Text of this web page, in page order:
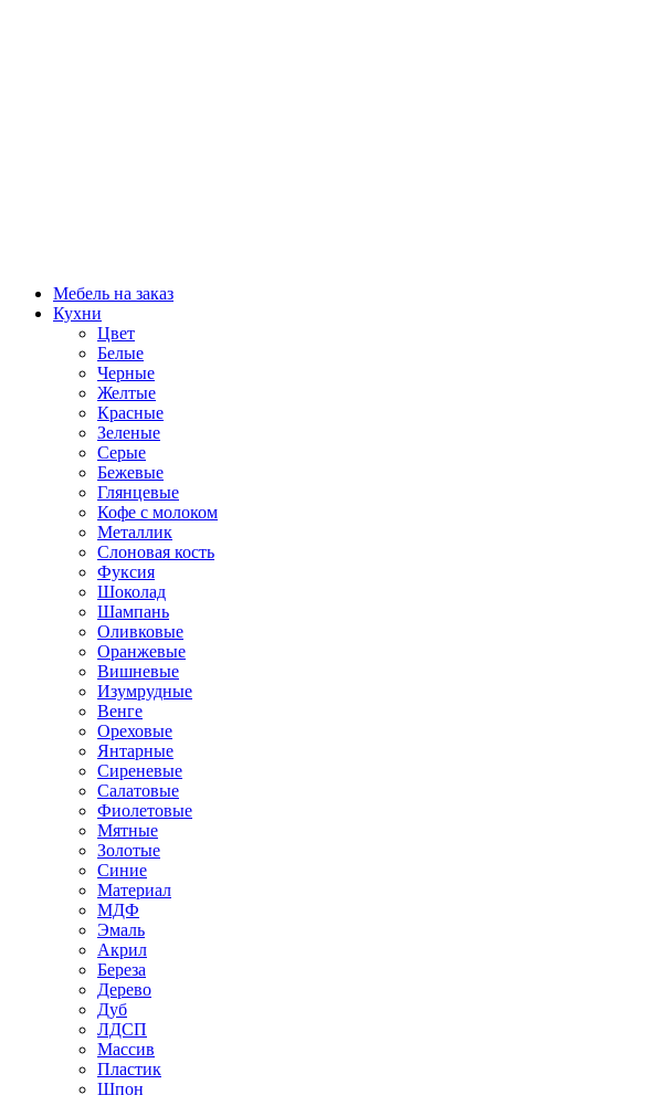
Мебель на заказ
Кухни
Цвет
Белые
Черные
Желтые
Красные
Зеленые
Серые
Бежевые
Глянцевые
Кофе с молоком
Металлик
Слоновая кость
Фуксия
Шоколад
Шампань
Оливковые
Оранжевые
Вишневые
Изумрудные
Венге
Ореховые
Янтарные
Сиреневые
Салатовые
Фиолетовые
Мятные
Золотые
Синие
Материал
МДФ
Эмаль
Акрил
Береза
Дерево
Дуб
ЛДСП
Массив
Пластик
Шпон